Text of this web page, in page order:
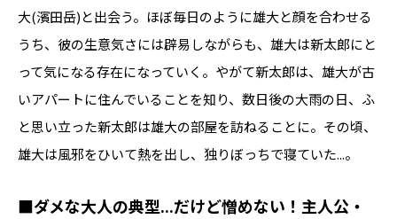
大(濱田岳)と出会う。ほぼ毎日のように雄大と顔を合わせる
うち、彼の生意気さには辟易しながらも、雄大は新太郎にと
って気になる存在になっていく。やがて新太郎は、雄大が古
いアパートに住んでいることを知り、数日後の大雨の日、ふ
と思い立った新太郎は雄大の部屋を訪ねることに。その頃、
雄大は風邪をひいて熱を出し、独りぼっちで寝ていた...。
■ダメな大人の典型...だけど憎めない！主人公・